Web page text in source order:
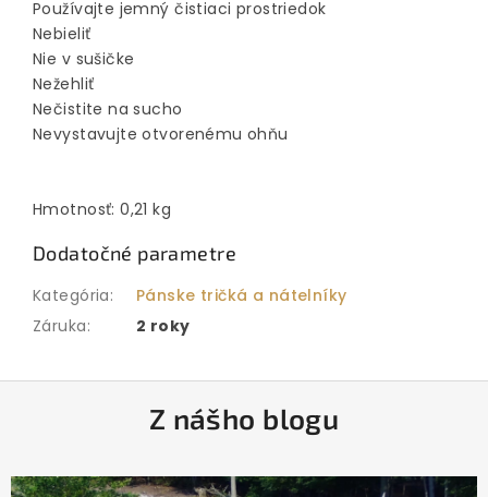
Používajte jemný čistiaci prostriedok
Nebieliť
Nie v sušičke
Nežehliť
Nečistite na sucho
Nevystavujte otvorenému ohňu
Hmotnosť: 0,21 kg
Dodatočné parametre
Kategória:
Pánske tričká a nátelníky
Záruka: 2 roky
ä
Z nášho blogu